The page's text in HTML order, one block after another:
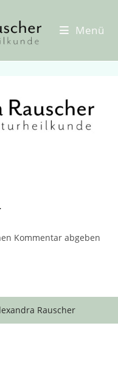
Menü
Kommentar abgeben
Rauscher